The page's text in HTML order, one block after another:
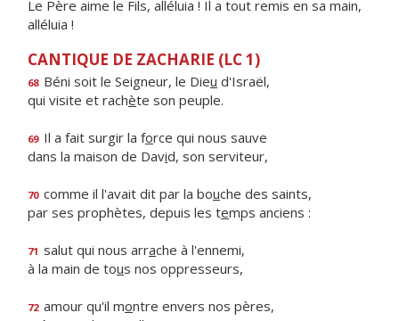
Le Père aime le Fils, alléluia ! Il a tout remis en sa main,
alléluia !
CANTIQUE DE ZACHARIE (LC 1)
68 Béni soit le Seigneur, le Dieu d'Israël,
qui visite et rachète son peuple.
69 Il a fait surgir la force qui nous sauve
dans la maison de David, son serviteur,
70 comme il l'avait dit par la bouche des saints,
par ses prophètes, depuis les temps anciens :
71 salut qui nous arrache à l'ennemi,
à la main de tous nos oppresseurs,
72 amour qu'il montre envers nos pères,